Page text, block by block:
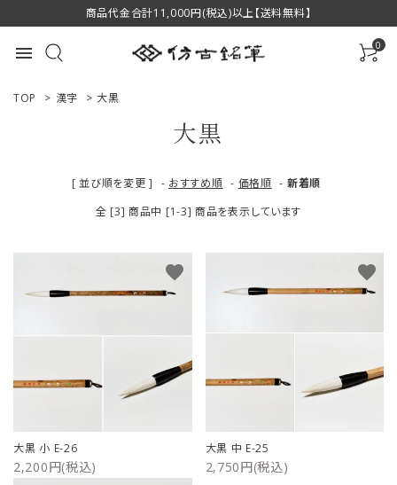
商品代金合計11,000円(税込)以上【送料無料】
menu 0
ACCOUNT MENU
商品一覧
私たちについて
プライバシーポリシー
TOP > 漢字 > 大黒
大黒
[ 並び順を変更 ] - おすすめ順 - 価格順 - 新着順
全 [3] 商品中 [1-3] 商品を表示しています
大黒 小 E-26
2,200円(税込)
favorite
大黒 中 E-25
2,750円(税込)
favorite